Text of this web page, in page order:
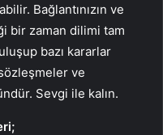
Bağlantınızın ve
bir zaman dilimi tam
bazı kararlar
ve
Sevgi ile kalın.